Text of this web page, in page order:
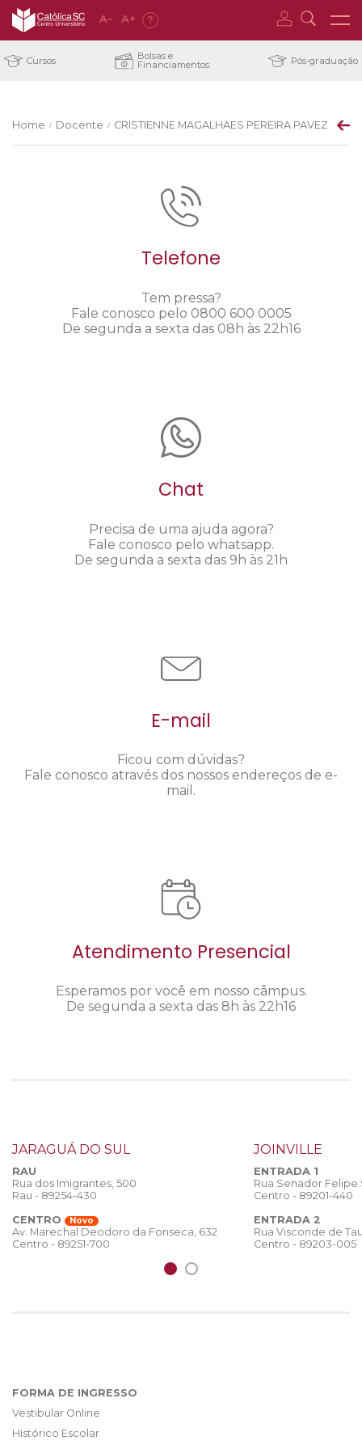
A- A+ ?
Cursos Bolsas e
Financiamentos Pós-graduação
Home / Docente / CRISTIENNE MAGALHAES PEREIRA PAVEZ
Telefone
Tem pressa?
Fale conosco pelo 0800 600 0005
De segunda a sexta das 08h às 22h16
Chat
Precisa de uma ajuda agora?
Fale conosco pelo whatsapp.
De segunda a sexta das 9h às 21h
E-mail
Ficou com dúvidas?
Fale conosco através dos nossos endereços de e-
mail.
Atendimento Presencial
Esperamos por você em nosso câmpus.
De segunda a sexta das 8h às 22h16
JARAGUÁ DO SUL
RAU
Rua dos Imigrantes, 500
Rau - 89254-430
CENTRO
Novo
Av. Marechal Deodoro da Fonseca, 632
Centro - 89251-700
JOINVILLE
ENTRADA 1
Rua Senador
Centro - 89201-440
ENTRADA 2
Rua Visconde de
Centro - 89203-005
FORMA DE INGRESSO
Vestibular Online
Histórico Escolar